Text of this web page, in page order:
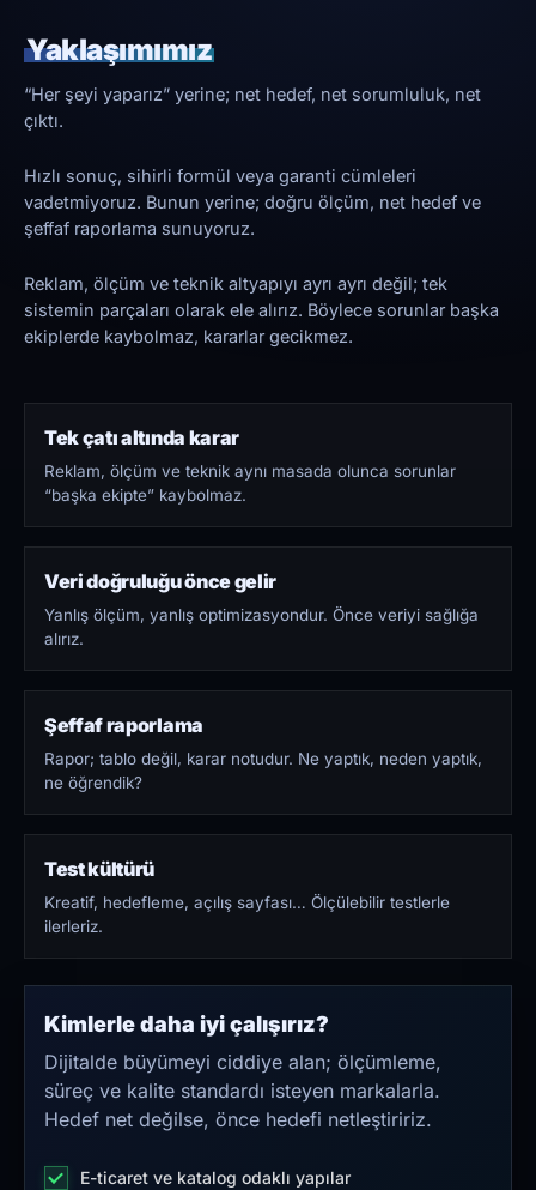
Yaklaşımımız
“Her şeyi yaparız” yerine; net hedef, net sorumluluk, net
çıktı.
Hızlı sonuç, sihirli formül veya garanti cümleleri
vadetmiyoruz. Bunun yerine; doğru ölçüm, net hedef ve
şeffaf raporlama sunuyoruz.
Reklam, ölçüm ve teknik altyapıyı ayrı ayrı değil; tek
sistemin parçaları olarak ele alırız. Böylece sorunlar başka
ekiplerde kaybolmaz, kararlar gecikmez.
Tek çatı altında karar
Reklam, ölçüm ve teknik aynı masada olunca sorunlar
“başka ekipte” kaybolmaz.
Veri doğruluğu önce gelir
Yanlış ölçüm, yanlış optimizasyondur. Önce veriyi sağlığa
alırız.
Şeffaf raporlama
Rapor; tablo değil, karar notudur. Ne yaptık, neden yaptık,
ne öğrendik?
Test kültürü
Kreatif, hedefleme, açılış sayfası… Ölçülebilir testlerle
ilerleriz.
Kimlerle daha iyi çalışırız?
Dijitalde büyümeyi ciddiye alan; ölçümleme,
süreç ve kalite standardı isteyen markalarla.
Hedef net değilse, önce hedefi netleştiririz.
E-ticaret ve katalog odaklı yapılar